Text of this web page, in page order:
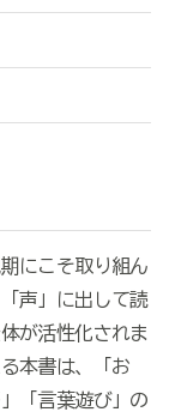
にこそ取り組ん
声」に出して読
が活性化されま
本書は、「お
「言葉遊び」の